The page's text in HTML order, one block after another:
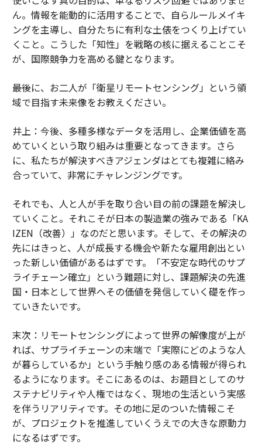
ん。情報を能動的に活用することで、自らルールメイキ
ングを主導し、自分たちに有利な土俵をつくり上げてい
くこと。こうした「知性」を戦略の核に据えることこそ
が、国際競争力を高める鍵となります。
――最後に、お二人が「衛星リモートセンシング」という領
域で目指す未来像をお教えください。
井上：今後、多種多様なデータを活用し、企業価値を高
めていくという取り組みは重要となってきます。さら
に、私たちが解決すべきアジェンダはとても複雑に絡み
合っていて、非常にチャレンジングです。
それでも、人と人が手を取り合い目の前の課題を解決し
ていくこと。それこそが日本の製造業の強みである「KA
IZEN（改善）」なのだと思います。そして、その解決の
先にはきっと、人が成長する機会や新たな雇用創出とい
った新しい価値があるはずです。「不安定な時代のサプ
ライチェーン確立」という難題に対し、課題解決の先進
国・日本として世界へその価値を発信していく礎を作っ
ていきたいです。
末次：リモートセンシングによって世界の解像度が上が
れば、サプライチェーンの末端で「実際にどのような人
が暮らしているか」という手触り感のある情報が得られ
るようになります。そこにあるのは、お題目としてのサ
ステナビリティや人権ではなく、現地の生活という実感
を伴うリアリティです。その地に足のついた情報こそ
が、プロジェクトを推進していくうえでの大きな原動力
になるはずです。